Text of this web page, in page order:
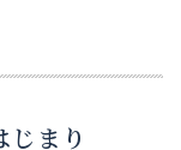
まり